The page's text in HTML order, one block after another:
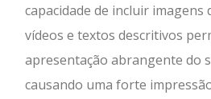
capacidade de incluir imagens
vídeos e textos descritivos
apresentação abrangente do
causando uma forte